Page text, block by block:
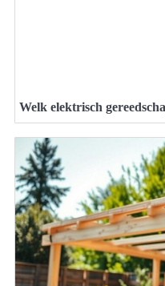
Welk elektrisch